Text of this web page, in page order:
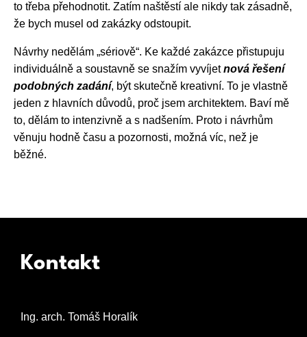
to třeba přehodnotit. Zatím naštěstí ale nikdy tak zásadně,
že bych musel od zakázky odstoupit.
Návrhy nedělám „sériově“. Ke každé zakázce přistupuju
individuálně a soustavně se snažím vyvíjetnová řešení
podobných zadání, být skutečně kreativní. To je vlastně
jeden z hlavních důvodů, proč jsem architektem. Baví mě
to, dělám to intenzivně a s nadšením. Proto i návrhům
věnuju hodně času a pozornosti, možná víc, než je
běžné.
Kontakt
Ing. arch. Tomáš Horalík